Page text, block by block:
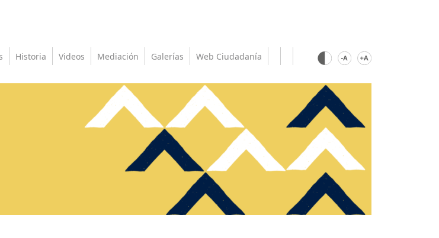
Historia Videos Mediación Galerías Web Ciudadanía